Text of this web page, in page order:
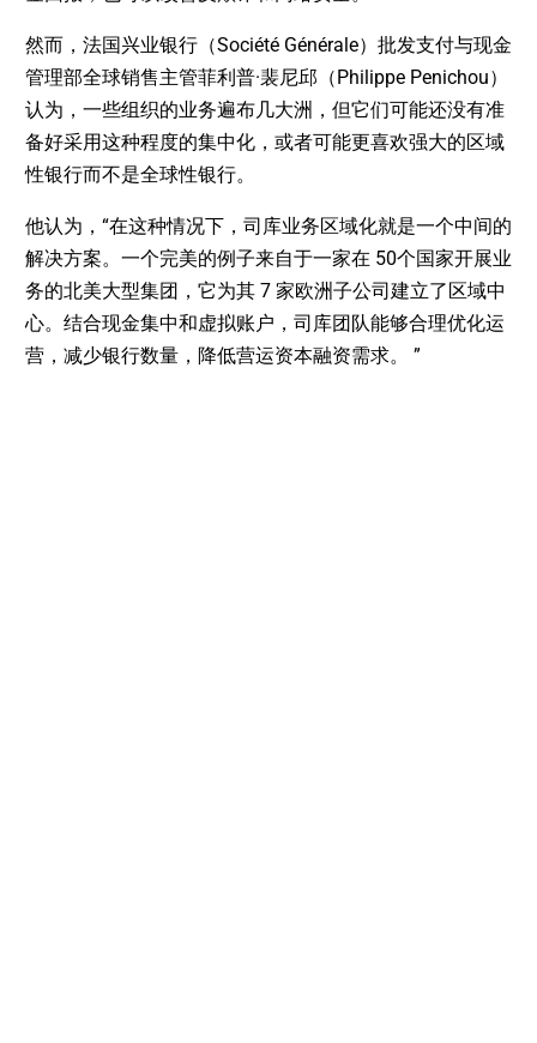
然而，法国兴业银行（Société Générale）批发支付与现金
管理部全球销售主管菲利普·裴尼邱（Philippe Penichou）
认为，一些组织的业务遍布几大洲，但它们可能还没有准
备好采用这种程度的集中化，或者可能更喜欢强大的区域
性银行而不是全球性银行。
他认为，“在这种情况下，司库业务区域化就是一个中间的
解决方案。一个完美的例子来自于一家在 50个国家开展业
务的北美大型集团，它为其 7 家欧洲子公司建立了区域中
心。结合现金集中和虚拟账户，司库团队能够合理优化运
营，减少银行数量，降低营运资本融资需求。 ”